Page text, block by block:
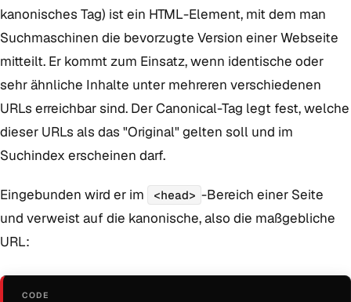
kanonisches Tag) ist ein HTML-Element, mit dem man
Suchmaschinen die bevorzugte Version einer Webseite
mitteilt. Er kommt zum Einsatz, wenn identische oder
sehr ähnliche Inhalte unter mehreren verschiedenen
URLs erreichbar sind. Der Canonical-Tag legt fest, welche
dieser URLs als das "Original" gelten soll und im
Suchindex erscheinen darf.
Eingebunden wird er im <head> -Bereich einer Seite
und verweist auf die kanonische, also die maßgebliche
URL: